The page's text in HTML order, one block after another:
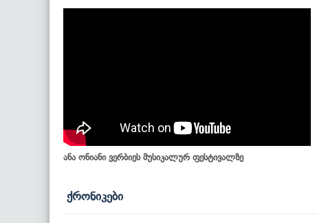
ანა ონიანი ვერბიეს მუსიკალურ ფესტივალზე
ქრონიკები